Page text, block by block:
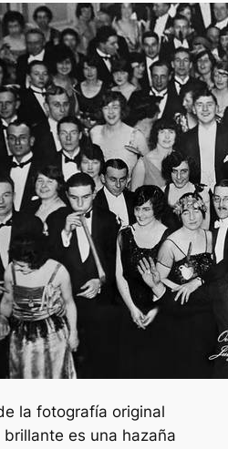
la fotografía original
brillante es una hazaña